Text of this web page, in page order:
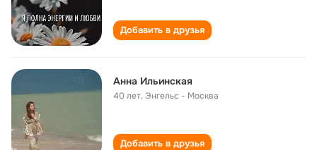
Добавить в друзья
Анна Ильинская
40 лет, Энгельс - Москва
Добавить в друзья